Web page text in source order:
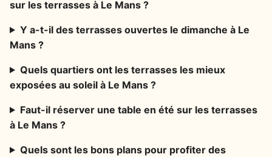
sur les terrasses à Le Mans ?
Y a-t-il des terrasses ouvertes le dimanche à Le
Mans ?
Quels quartiers ont les terrasses les mieux
exposées au soleil à Le Mans ?
Faut-il réserver une table en été sur les terrasses
à Le Mans ?
Quels sont les bons plans pour profiter des